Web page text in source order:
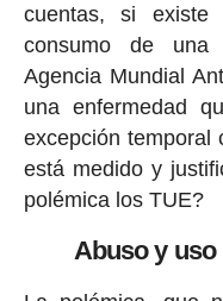
cuentas, si
consumo de una
Agencia Mundial
una enfermedad
excepción temporal
está medido y
polémica los TUE?
Abuso y